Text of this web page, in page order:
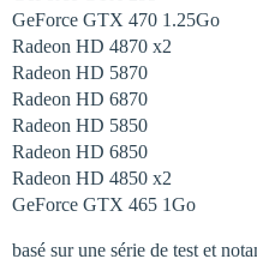
GeForce GTX 470 1.25Go
Radeon HD 4870 x2
Radeon HD 5870
Radeon HD 6870
Radeon HD 5850
Radeon HD 6850
Radeon HD 4850 x2
GeForce GTX 465 1Go
basé sur une série de test et